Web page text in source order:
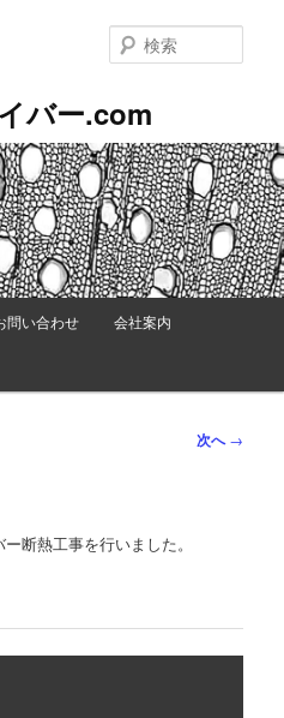
バー.com
索
問い合わせ 会社案内
次へ→
断熱工事を行いました。